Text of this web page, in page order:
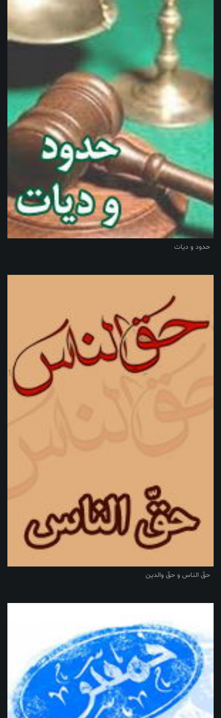
حدود و دیات
حقّ الناس و حقّ والدین